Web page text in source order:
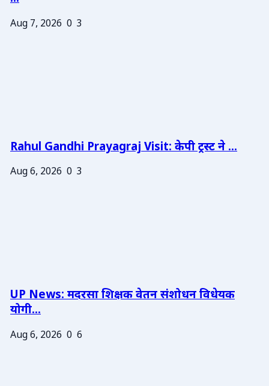
Aug 7, 2026 0 3
Rahul Gandhi Prayagraj Visit: केपी ट्रस्ट ने ...
Aug 6, 2026 0 3
UP News: मदरसा शिक्षक वेतन संशोधन विधेयक
योगी...
Aug 6, 2026 0 6